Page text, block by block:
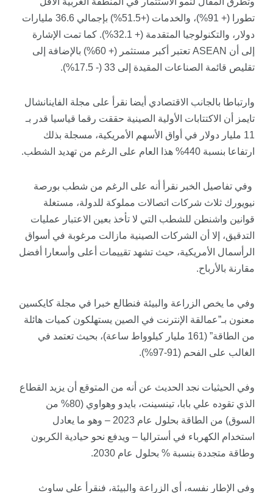
تطورا (+ 91%)، والخدمات (+51.5%) بإجمالي 36.6 مليارات
دولار، والتكنولوجيا المتقدمة (+ 32.1%). كما تمت الإشارة
إلى أن ASEAN تعتبر أكبر مستثمر (+ 60%) بالإضافة إلى
تقليص قائمة الصناعات المقيدة إلى 33 (- 17.5%).
وارتباطا بالجانب الاقتصادي أيضا نقرأ على مجلة الفاينانشال
تايمز
أن الاكتتابات الأولية الصينية حققت رقما قياسيا قدر بـ
11 مليار دولار في أواق الأسهم الأمريكية، مسجلة بذلك
ارتفاعا بنسبة 440% هذا العام على الرغم من تهديد الشطب.
وفي تفاصيل الخبر نقرأ أنه على الرغم من شطب بورصة
نيويورك ثلاث شركات اتصالات مملوكة للدولة، مستغلة
قوانين واشنطن للشطب التي لا تأخذ بعين الاعتبار عمليات
التدقيق، إلا أن الشركات الصينية مازالت مرغوبة في أسواق
الرأسمال الأمريكية، حيث تشهد تقييمات أعلى وأسعارا أفضل
مقارنة بالأرباح.
وفي ما يخص الزراعة والبيئة فنطالع خبرا في مجلة كايكسين
معنون بـ”عمالقة الإنترنت في الصين يستهلكون كميات هائلة
من الطاقة” (161 مليار كيلوواط ساعة)، بحيث تعتمد في
الغالب على الفحم (91-97%).
وفي الحيثيات نجد الحديث عن أنه من المتوقع أن يزيد القطاع
الذي تقوده علي بابا، تينسينت، بايدو وهواوي (80% من
السوق) من الطاقة بحلول عام 2023 – وهو ما يعادل
استخدام الكهرباء في أستراليا – ويدفع نحو حيادية الكربون
وطاقة متجددة بنسبة % بحلول عام 2030.
وفي الإطار نفسه، أي الزراعة والبيئة، فنقرأ على ساوث